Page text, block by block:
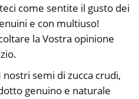
come sentite il gusto dei
e con multiuso!
la Vostra opinione
nostri semi di zucca crudi,
genuino e naturale